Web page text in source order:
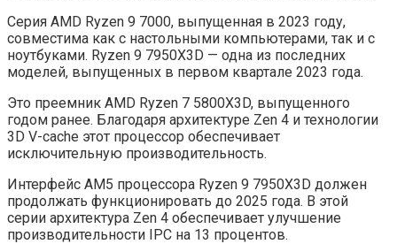
Серия AMD Ryzen 9 7000, выпущенная в 2023 году,
совместима как с настольными компьютерами, так и с
ноутбуками. Ryzen 9 7950X3D — одна из последних
моделей, выпущенных в первом квартале 2023 года.
Это преемник AMD Ryzen 7 5800X3D, выпущенного
годом ранее. Благодаря архитектуре Zen 4 и технологии
3D V-cache этот процессор обеспечивает
исключительную производительность.
Интерфейс AM5 процессора Ryzen 9 7950X3D должен
продолжать функционировать до 2025 года. В этой
серии архитектура Zen 4 обеспечивает улучшение
производительности IPC на 13 процентов.